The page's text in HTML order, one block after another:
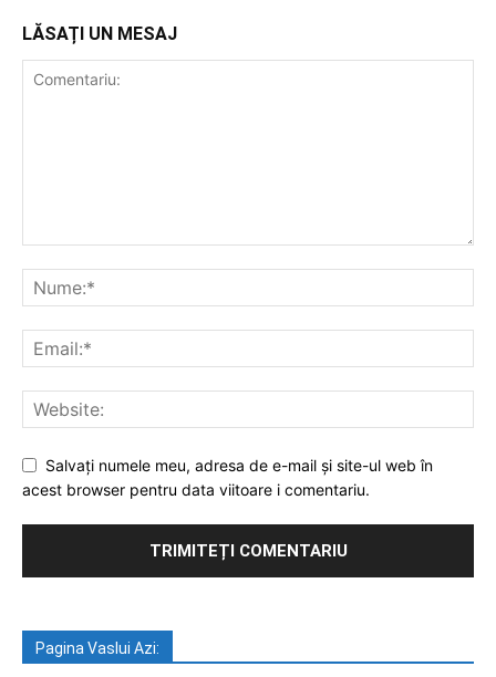
LĂSAȚI UN MESAJ
Salvați numele meu, adresa de e-mail și site-ul web în
acest browser pentru data viitoare i comentariu.
Pagina Vaslui Azi: